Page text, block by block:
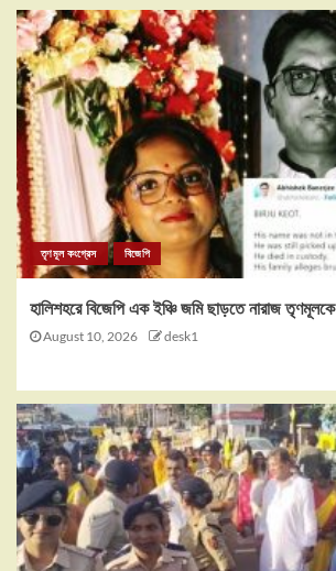
তৃণমূল কংগ্রেস বিজেপি
হালিশহরে বিজেপি এক ইঞ্চি জমি ছাড়তে নারাজ তৃণমূলকে
August 10, 2026 desk1